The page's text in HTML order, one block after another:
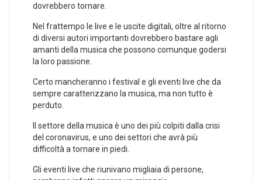
dovrebbero tornare.
Nel frattempo le live e le uscite digitali, oltre al ritorno
di diversi autori importanti dovrebbero bastare agli
amanti della musica che possono comunque godersi
la loro passione.
Certo mancheranno i festival e gli eventi live che da
sempre caratterizzano la musica, ma non tutto è
perduto.
Il settore della musica è uno dei più colpiti dalla crisi
del coronavirus, e uno dei settori che avrà più
difficoltà a tornare in piedi.
Gli eventi live che riunivano migliaia di persone,